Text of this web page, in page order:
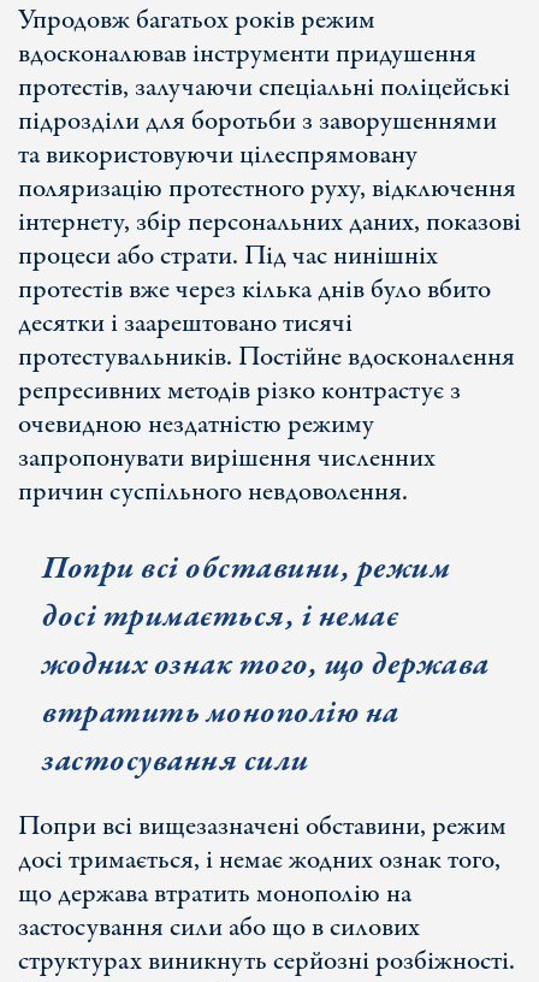
Упродовж багатьох років режим
вдосконалював інструменти придушення
протестів, залучаючи спеціальні поліцейські
підрозділи для боротьби з заворушеннями
та використовуючи цілеспрямовану
поляризацію протестного руху, відключення
інтернету, збір персональних даних, показові
процеси або страти. Під час нинішніх
протестів вже через кілька днів було вбито
десятки і заарештовано тисячі
протестувальників. Постійне вдосконалення
репресивних методів різко контрастує з
очевидною нездатністю режиму
запропонувати вирішення численних
причин суспільного невдоволення.
Попри всі обставини, режим
досі тримається, і немає
жодних ознак того, що держава
втратить монополію на
застосування сили
Попри всі вищезазначені обставини, режим
досі тримається, і немає жодних ознак того,
що держава втратить монополію на
застосування сили або що в силових
структурах виникнуть серйозні розбіжності.